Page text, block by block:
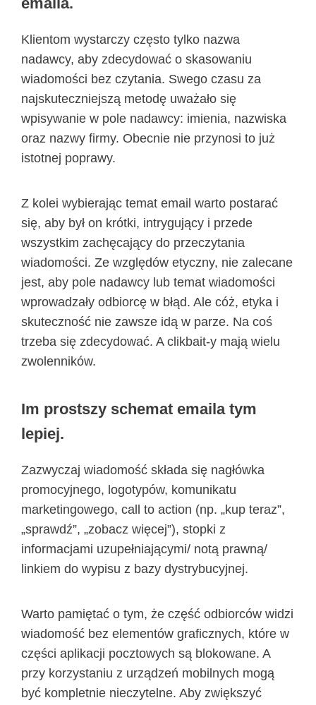
Klientom wystarczy często tylko nazwa
nadawcy, aby zdecydować o skasowaniu
wiadomości bez czytania. Swego czasu za
najskuteczniejszą metodę uważało się
wpisywanie w pole nadawcy: imienia, nazwiska
oraz nazwy firmy. Obecnie nie przynosi to już
istotnej poprawy.
Z kolei wybierając temat email warto postarać
się, aby był on krótki, intrygujący i przede
wszystkim zachęcający do przeczytania
wiadomości. Ze względów etyczny, nie zalecane
jest, aby pole nadawcy lub temat wiadomości
wprowadzały odbiorcę w błąd. Ale cóż, etyka i
skuteczność nie zawsze idą w parze. Na coś
trzeba się zdecydować. A clikbait-y mają wielu
zwolenników.
Im prostszy schemat emaila tym
lepiej.
Zazwyczaj wiadomość składa się nagłówka
promocyjnego, logotypów, komunikatu
marketingowego, call to action (np. „kup teraz”,
„sprawdź”, „zobacz więcej”), stopki z
informacjami uzupełniającymi/ notą prawną/
linkiem do wypisu z bazy dystrybucyjnej.
Warto pamiętać o tym, że część odbiorców widzi
wiadomość bez elementów graficznych, które w
części aplikacji pocztowych są blokowane. A
przy korzystaniu z urządzeń mobilnych mogą
być kompletnie nieczytelne. Aby zwiększyć